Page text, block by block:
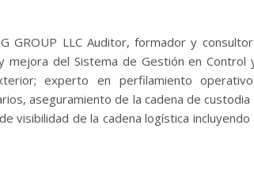
GROUP LLC Auditor, formador y
mejora del Sistema de Gestión en Control
experto en perfilamiento
aseguramiento de la cadena de custodia
visibilidad de la cadena logística